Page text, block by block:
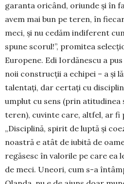
garanta oricând, oriunde și în
avem mai bun pe teren, în
meci, și nu cedăm indiferent
spune scorul!”, promitea
Europene. Edi Iordănescu a
noii construcții a echipei – a și
talentați, dar certați cu
umplut cu sens (prin atitudinea
teren), cuvinte care, altfel, ar fi
„Disciplină, spirit de luptă și
noastră e atât de iubită de
regăsesc în valorile pe care ea
de meci. Uneori, cum s-a